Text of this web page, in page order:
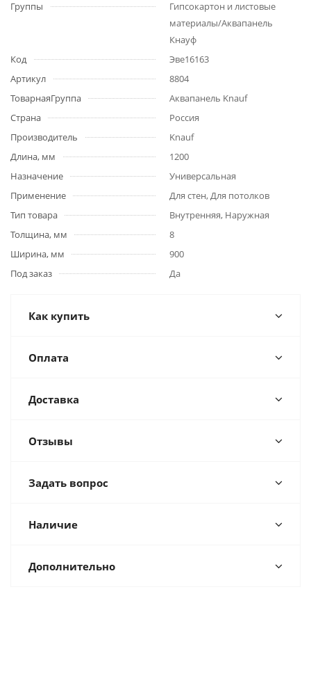
Группы
Гипсокартон и листовые
материалы/Аквапанель
Кнауф
Код
Эве16163
Артикул
8804
ТоварнаяГруппа
Аквапанель Knauf
Страна
Россия
Производитель
Knauf
Длина, мм
1200
Назначение
Универсальная
Применение
Для стен, Для потолков
Тип товара
Внутренняя, Наружная
Толщина, мм
8
Ширина, мм
900
Под заказ
Да
Как купить
Оплата
Доставка
Отзывы
Задать вопрос
Наличие
Дополнительно